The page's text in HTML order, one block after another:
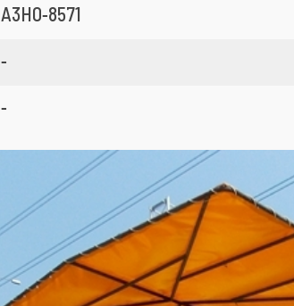
A3H0-8571
-
-